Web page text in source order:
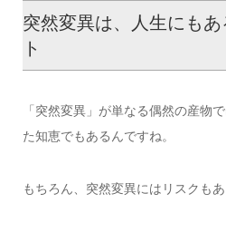
突然変異は、人生にも
ト
「突然変異」が単なる偶然の産物
た知恵でもあるんですね。
もちろん、突然変異にはリスクもあ